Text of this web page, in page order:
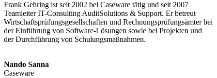
Frank Gehring ist seit 2002 bei Caseware tätig und seit 2007
Teamleiter IT-Consulting AuditSolutions & Support. Er betreut
Wirtschaftsprüfungsgesellschaften und Rechnungsprüfungsämter bei
der Einführung von Software-Lösungen sowie bei Projekten und
der Durchführung von Schulungsmaßnahmen.
Nando Sanna
Caseware